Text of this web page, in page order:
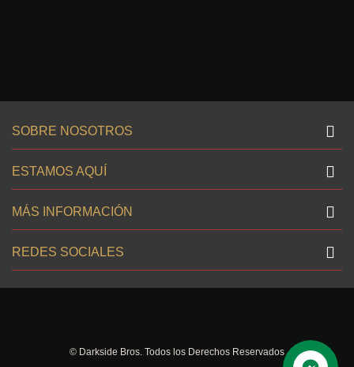
SOBRE NOSOTROS
ESTAMOS AQUÍ
MÁS INFORMACIÓN
REDES SOCIALES
© Darkside Bros. Todos los Derechos Reservados